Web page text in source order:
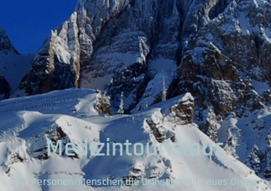
Medizintourismus
Für Personen/Menschen die Dringend ein neues Organ